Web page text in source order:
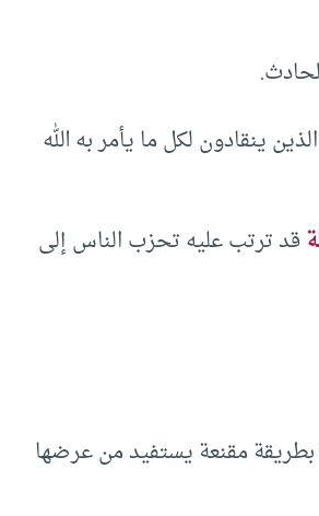
الذين ينقادون لكل ما يأمر به الله
قد ترتب عليه تحزب الناس إلى
بطريقة مقنعة يستفيد من عرضها